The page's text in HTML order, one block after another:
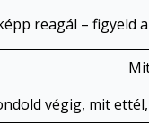
reagál – figyeld
végig, mit